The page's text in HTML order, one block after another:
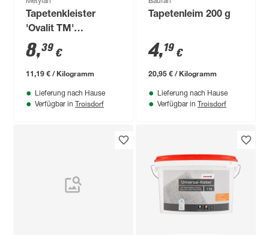
Tapetenkleister
'Ovalit TM'
transparent 750 g
8,39 €
11,19 € / Kilogramm
Lieferung nach Hause
Verfügbar in Troisdorf
Tapetenleim 200 g
4,19 €
20,95 € / Kilogramm
Lieferung nach Hause
Verfügbar in Troisdorf